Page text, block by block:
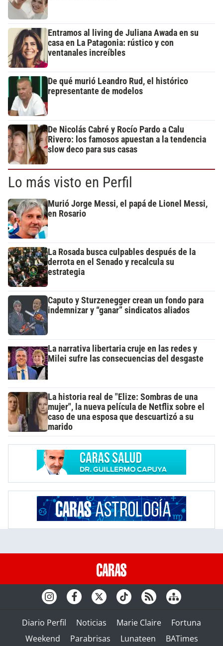
Entramos al living de Juliana Awada en su
casa en La Patagonia: rústico y con
ventanales increíbles
De qué murió Leandro Rud, el histórico
representante de modelos
De Nicolás Cabré y Rocío Pardo a Calu
Rivero: los famosos apuestan a la tendencia
slow deco para sus casas
Lo más visto en Perfil
Murió Jorge Messi, el papá de Lionel Messi,
en Rosario
La Rosada busca culpables después de la
derrota en el Senado y recalcula su
estrategia
Caputo y Sturzenegger crean un fondo para
indemnizar y “ganar” sindicatos aliados
La narrativa libertaria cruje en las redes y
Milei sufre las consecuencias del desgaste
La historia real de "Elize: Sombras de una
mujer", la nueva película de Netflix sobre el
caso de una esposa que descuartizó a su
marido
Diario Perfil Noticias Marie Claire
Fortuna
Weekend
Parabrisas Lunateen BATimes